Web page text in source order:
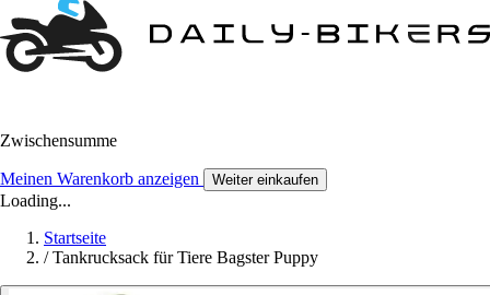
Zwischensumme
Meinen Warenkorb anzeigen Weiter einkaufen
Loading...
Startseite
/ Tankrucksack für Tiere Bagster Puppy